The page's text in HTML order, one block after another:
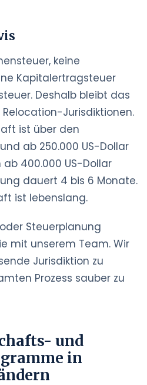
keine
Kapitalertragsteuer
Deshalb bleibt das
Jurisdiktionen.
ist über den
ab 250.000 US-Dollar
400.000 US-Dollar
dauert 4 bis 6 Monate.
ist lebenslang.
Steuerplanung
mit unserem Team. Wir
Jurisdiktion zu
Prozess sauber zu
und
in